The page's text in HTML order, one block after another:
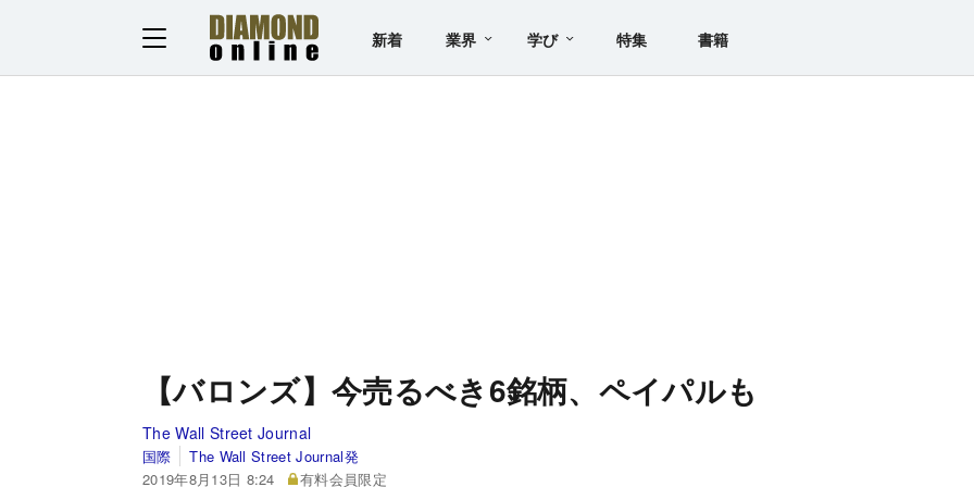
新着 業界 学び 特集 書籍
【バロンズ】今売るべき6銘柄、ペイパルも
The Wall Street Journal
国際
The Wall Street Journal発
2019年8月13日 8:24
有料会員限定